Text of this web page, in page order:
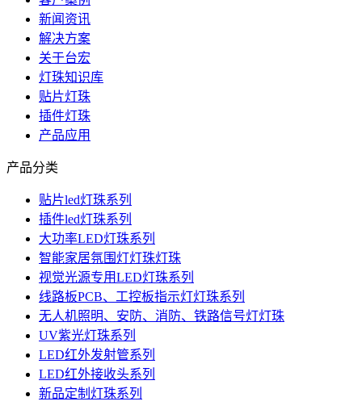
新闻资讯
解决方案
关于台宏
灯珠知识库
贴片灯珠
插件灯珠
产品应用
产品分类
贴片led灯珠系列
插件led灯珠系列
大功率LED灯珠系列
智能家居氛围灯灯珠灯珠
视觉光源专用LED灯珠系列
线路板PCB、工控板指示灯灯珠系列
无人机照明、安防、消防、铁路信号灯灯珠
UV紫光灯珠系列
LED红外发射管系列
LED红外接收头系列
新品定制灯珠系列